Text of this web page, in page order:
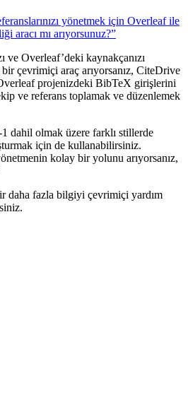
yönetmek için Overleaf ile
aracı mı arıyorsunuz?”
ve Overleaf’deki kaynakçanızı
çevrimiçi araç arıyorsanız, CiteDrive
projenizdeki BibTeX girişlerini
ve referans toplamak ve düzenlemek
dahil olmak üzere farklı stillerde
için de kullanabilirsiniz.
kolay bir yolunu arıyorsanız,
daha fazla bilgiyi çevrimiçi yardım